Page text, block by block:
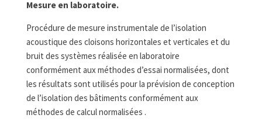
Mesure en laboratoire.
Procédure de mesure instrumentale de l’isolation
acoustique des cloisons horizontales et verticales et du
bruit des systèmes réalisée en laboratoire
conformément aux méthodes d’essai normalisées, dont
les résultats sont utilisés pour la prévision de conception
de l’isolation des bâtiments conformément aux
méthodes de calcul normalisées .